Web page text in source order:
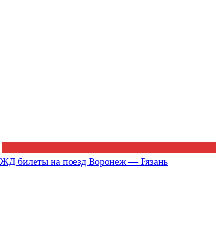
ЖД билеты на поезд Воронеж — Рязань